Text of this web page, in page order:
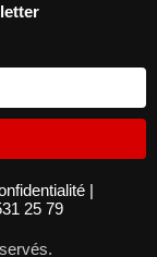
|
25 79